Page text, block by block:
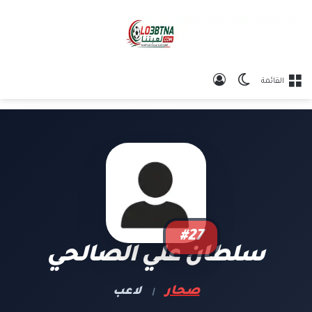
القائمة الوضع المظلم
#27
سلطان علي الصالحي
صحار | لاعب